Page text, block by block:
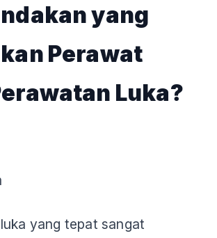
yang
Perawat
Luka?
yang tepat sangat